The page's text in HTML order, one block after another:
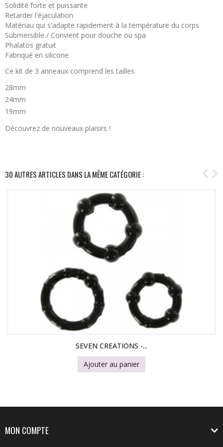
Solidité forte et puissante
Retarder l'éjaculation
Matériau qui s'adapte rapidement à la température du corps
Submersible / Convient pour douche ou spa
Phalatos gratuit
Fabriqué en silicone
Ce kit de 3 anneaux comprend les tailles
28mm
24mm
19mm
Découvrez de nouveaux plaisirs !
30 AUTRES ARTICLES DANS LA MÊME CATÉGORIE :
SEVEN CREATIONS -...
Ajouter au panier
MON COMPTE